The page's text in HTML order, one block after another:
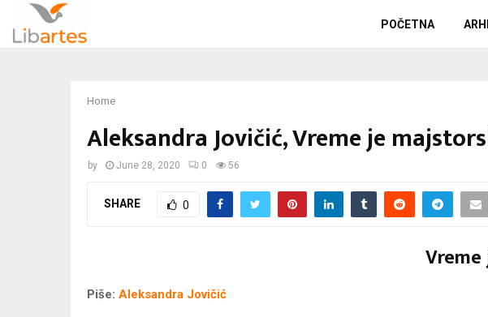
POČETNA
Home
Aleksandra Jovičić, Vreme je
by June 28, 2020 0 56
SHARE 0
Piše: Aleksandra Jovičić